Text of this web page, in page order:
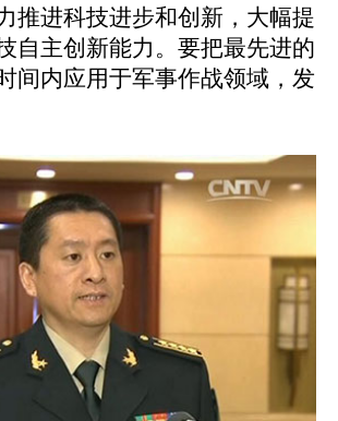
推进科技进步和创新，大幅提
自主创新能力。要把最先进的
间内应用于军事作战领域，发